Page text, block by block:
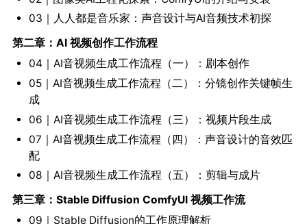
03｜人人都是音乐家：声音设计与AI音频技术初探
第二章：AI 视频创作工作流程
04｜AI音视频生成工作流程（一）：剧本创作
05｜AI音视频生成工作流程（二）：分镜创作关键帧生
成
06｜AI音视频生成工作流程（三）：视频片段生成
07｜AI音视频生成工作流程（四）：声音设计的音效匹
配
08｜AI音视频生成工作流程（五）：剪辑与成片
第三章：Stable Diffusion ComfyUI 视频工作流
09｜Stable Diffusion的工作原理解析